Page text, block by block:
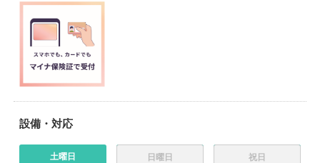
設備・対応
土曜日 日曜日 祝日